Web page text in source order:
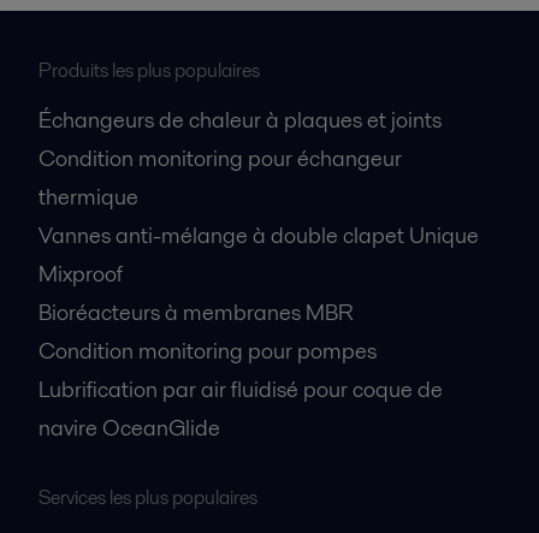
Produits les plus populaires
Échangeurs de chaleur à plaques et joints
Condition monitoring pour échangeur
thermique
Vannes anti-mélange à double clapet Unique
Mixproof
Bioréacteurs à membranes MBR
Condition monitoring pour pompes
Lubrification par air fluidisé pour coque de
navire OceanGlide
Services les plus populaires